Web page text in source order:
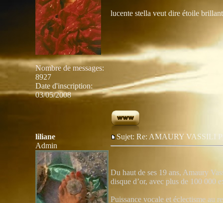
Nombre de messages:
8927
Date d'inscription:
03/05/2008
lucente stella veut dire étoile
liliane
Admin
Sujet: Re: AMAURY VASSILI
Du haut de ses 19 ans, Amaury
disque d’or, avec plus de 100 000
Puissance vocale et éclectisme au